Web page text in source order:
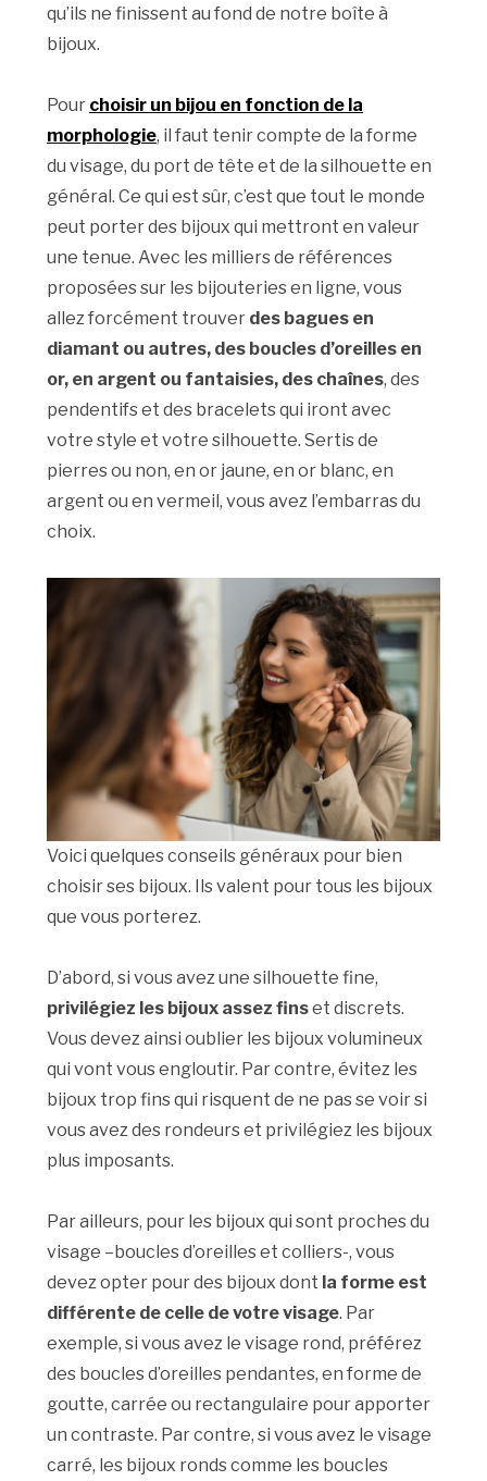
qu’ils ne finissent au fond de notre boîte à
bijoux.
Pour choisir un bijou en fonction de la
morphologie, il faut tenir compte de la forme
du visage, du port de tête et de la silhouette en
général. Ce qui est sûr, c’est que tout le monde
peut porter des bijoux qui mettront en valeur
une tenue. Avec les milliers de références
proposées sur les bijouteries en ligne, vous
allez forcément trouver des bagues en
diamant ou autres, des boucles d’oreilles en
or, en argent ou fantaisies, des chaînes, des
pendentifs et des bracelets qui iront avec
votre style et votre silhouette. Sertis de
pierres ou non, en or jaune, en or blanc, en
argent ou en vermeil, vous avez l’embarras du
choix.
Voici quelques conseils généraux pour bien
choisir ses bijoux. Ils valent pour tous les bijoux
que vous porterez.
D’abord, si vous avez une silhouette fine,
privilégiez les bijoux assez finset discrets.
Vous devez ainsi oublier les bijoux volumineux
qui vont vous engloutir. Par contre, évitez les
bijoux trop fins qui risquent de ne pas se voir si
vous avez des rondeurs et privilégiez les bijoux
plus imposants.
Par ailleurs, pour les bijoux qui sont proches du
visage –boucles d’oreilles et colliers-, vous
devez opter pour des bijoux dont la forme est
différente de celle de votre visage. Par
exemple, si vous avez le visage rond, préférez
des boucles d’oreilles pendantes, en forme de
goutte, carrée ou rectangulaire pour apporter
un contraste. Par contre, si vous avez le visage
carré, les bijoux ronds comme les boucles